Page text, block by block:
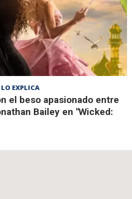
EXPLICA
el beso apasionado entre
Bailey en "Wicked: